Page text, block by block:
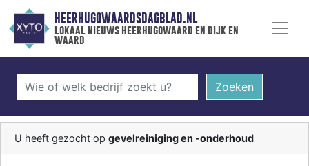
HEERHUGOWAARDSDAGBLAD.NL
lokaal nieuws heerhugowaard en dijk en
waard
Zoeken
U heeft gezocht op gevelreiniging en -onderhoud